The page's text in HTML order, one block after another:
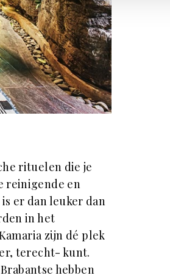
rituelen die je
reinigende en
er dan leuker dan
in het
zijn dé plek
terecht- kunt.
hebben